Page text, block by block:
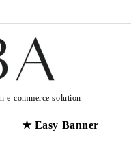
e-commerce solution
★ Easy Banner